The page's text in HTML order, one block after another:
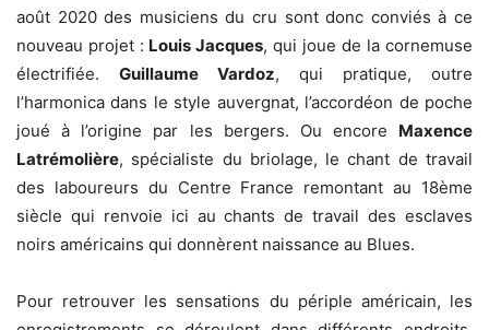
août 2020 des musiciens du cru sont donc conviés à ce
nouveau projet : Louis Jacques, qui joue de la cornemuse
électrifiée. Guillaume Vardoz, qui pratique, outre
l’harmonica dans le style auvergnat, l’accordéon de poche
joué à l’origine par les bergers. Ou encore Maxence
Latrémolière, spécialiste du briolage, le chant de travail
des laboureurs du Centre France remontant au 18ème
siècle qui renvoie ici au chants de travail des esclaves
noirs américains qui donnèrent naissance au Blues.
Pour retrouver les sensations du périple américain, les